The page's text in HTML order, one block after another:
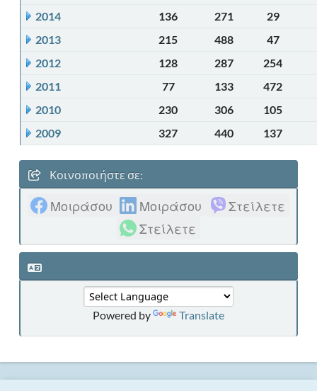
2014
136 271
29
2013
215 488
47
2012
128 287
254
2011
77 133
472
2010
230 306
105
2009
327 440 137
Κοινοποιήστε σε:
Μοιράσου Μοιράσου
Στείλετε
Στείλετε
Powered by Translate